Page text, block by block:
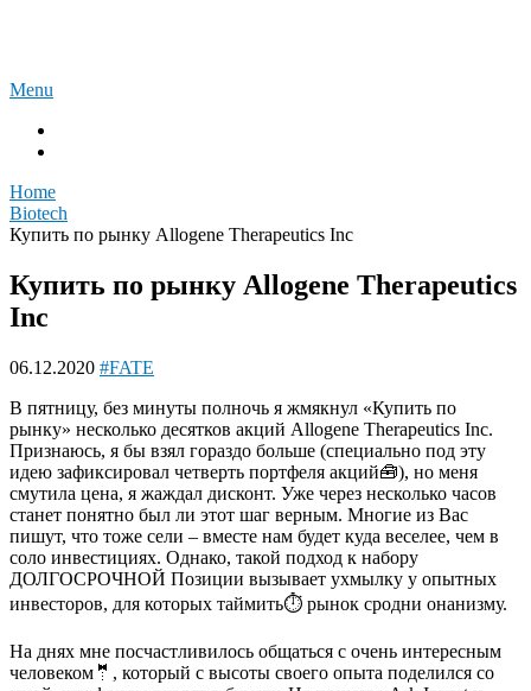
Menu
Home
Вiotech
Купить по рынку Allogene Therapeutics Inc
Купить по рынку Allogene Therapeutics
Inc
06.12.2020 #FATE
В пятницу, без минуты полночь я жмякнул «Купить по
рынку» несколько десятков акций Allogene Therapeutics Inc.
Признаюсь, я бы взял гораздо больше (специально под эту
идею зафиксировал четверть портфеля акций🧰), но меня
смутила цена, я жаждал дисконт. Уже через несколько часов
станет понятно был ли этот шаг верным. Многие из Вас
пишут, что тоже сели – вместе нам будет куда веселее, чем в
соло инвестициях. Однако, такой подход к набору
ДОЛГОСРОЧНОЙ Позиции вызывает ухмылку у опытных
инвесторов, для которых таймить⏱ рынок сродни онанизму.
На днях мне посчастливилось общаться с очень интересным
человеком🤵, который с высоты своего опыта поделился со